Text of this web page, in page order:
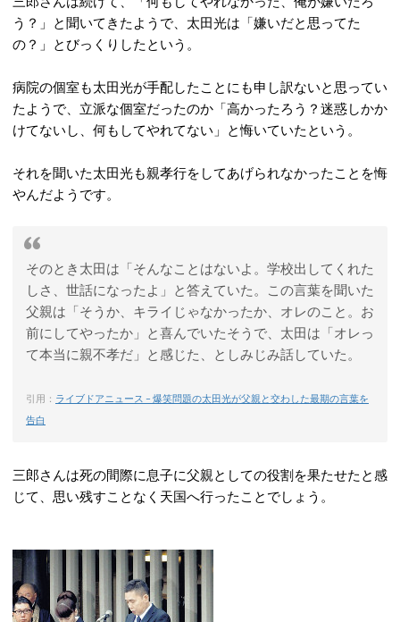
う？」と聞いてきたようで、太田光は「嫌いだと思ってた
の？」とびっくりしたという。
病院の個室も太田光が手配したことにも申し訳ないと思ってい
たようで、立派な個室だったのか「高かったろう？迷惑しかか
けてないし、何もしてやれてない」と悔いていたという。
それを聞いた太田光も親孝行をしてあげられなかったことを悔
やんだようです。
そのとき太田は「そんなことはないよ。学校出してくれた
しさ、世話になったよ」と答えていた。この言葉を聞いた
父親は「そうか、キライじゃなかったか、オレのこと。お
前にしてやったか」と喜んでいたそうで、太田は「オレっ
て本当に親不孝だ」と感じた、としみじみ話していた。
引用： ライブドアニュース – 爆笑問題の太田光が父親と交わした最期の言葉を
告白
三郎さんは死の間際に息子に父親としての役割を果たせたと感
じて、思い残すことなく天国へ行ったことでしょう。